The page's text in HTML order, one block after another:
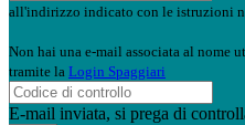
all'indirizzo indicato con le istruzioni
Non hai una e-mail associata al nome
tramite la Login Spaggiari
E-mail inviata, si prega di